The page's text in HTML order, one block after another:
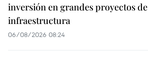
inversión en grandes proyectos de
infraestructura
06/08/2026 08:24